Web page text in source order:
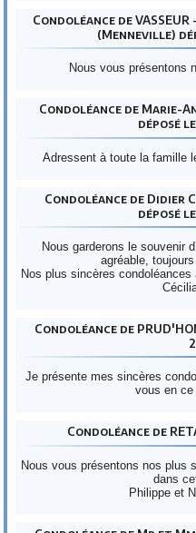
Condoléance de
(Menneville)
Nous vous présentons
Condoléance de Marie-
déposé
Adressent à toute la famille
Condoléance de Didier
déposé
Nous garderons le souvenir
agréable,
Nos plus sincères
Condoléance de
Je présente mes sincères
vous en ce
Condoléance de
Nous vous présentons nos plus
dans
Philippe et